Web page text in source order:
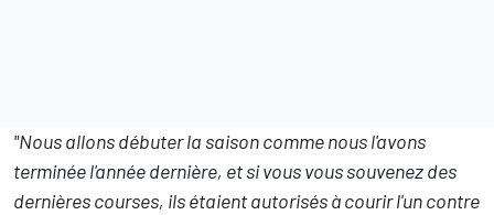
"Nous allons débuter la saison comme nous l'avons
terminée l'année dernière, et si vous vous souvenez des
dernières courses, ils étaient autorisés à courir l'un contre